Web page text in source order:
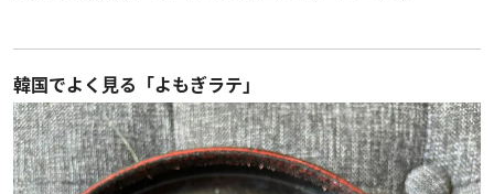
韓国でよく見る「よもぎラテ」